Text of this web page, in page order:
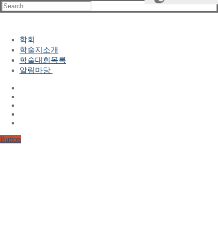
Search
for:
학회
학회장 인사말
현 임원진
역대 임원진
학술지소개
학술대회목록
알림마당
Button